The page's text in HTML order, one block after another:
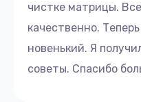
чистке матрицы.
качественно.
новенький. Я
советы. Спасибо